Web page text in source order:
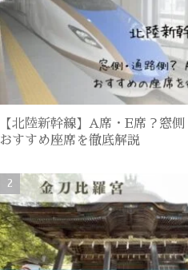
【北陸新幹線】A席・E席？窓側
おすすめ座席を徹底解説